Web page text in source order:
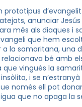
prototipus
anunciar Jesús
més als diaques i
que hem
a la samaritana, una
bé amb
vingués la
i se
només ell pot
que no apaga la